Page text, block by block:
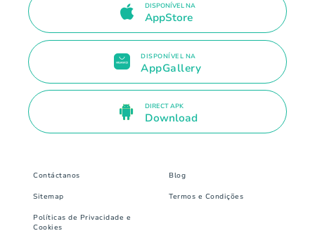
DISPONÍVEL NA
AppStore
DISPONÍVEL NA
AppGallery
DIRECT APK
Download
Contáctanos Blog
Sitemap Termos e Condições
Políticas de Privacidade e
Cookies